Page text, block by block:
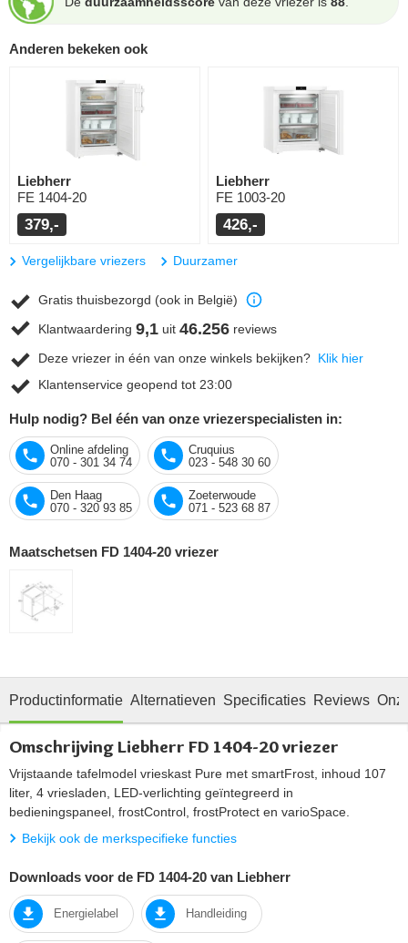
Anderen bekeken ook
Liebherr
FE 1404-20
379,-
Liebherr
FE 1003-20
426,-
Vergelijkbare vriezers Duurzamer
Gratis thuisbezorgd (ook in België)
Klantwaardering 9,1 uit 46.256 reviews
Deze vriezer in één van onze winkels bekijken? Klik hier
Klantenservice geopend tot 23:00
Hulp nodig? Bel één van onze vriezerspecialisten in:
Online afdeling
070 - 301 34 74
Cruquius
023 - 548 30 60
Den Haag
070 - 320 93 85
Zoeterwoude
071 - 523 68 87
Maatschetsen FD 1404-20 vriezer
Productinformatie Alternatieven Specificaties Reviews
Omschrijving Liebherr FD 1404-20 vriezer
Vrijstaande tafelmodel vrieskast Pure met smartFrost, inhoud 107
liter, 4 vriesladen, LED-verlichting geïntegreerd in
bedieningspaneel, frostControl, frostProtect en varioSpace.
Bekijk ook de merkspecifieke functies
Downloads voor de FD 1404-20 van Liebherr
Energielabel Handleiding